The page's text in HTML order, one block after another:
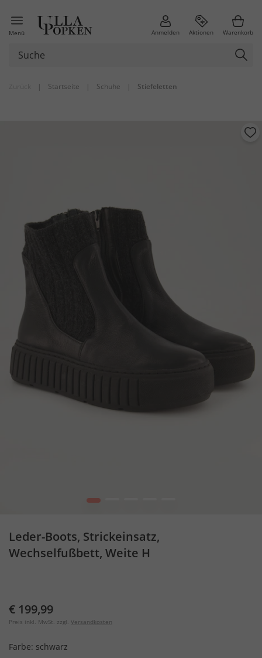
Menü Anmelden Aktionen Warenkorb
| Startseite | Schuhe | Stiefeletten
1
Leder-Boots, Strickeinsatz,
Wechselfußbett, Weite H
€ 199,99
Preis inkl. MwSt. zzgl. Versandkosten
Farbe: schwarz